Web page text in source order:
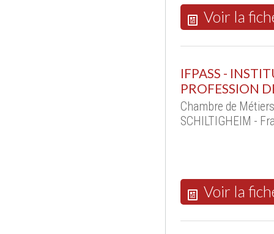
Voir la
IFPASS -
PROFESSION
Chambre de
SCHILTIGHEIM -
Voir la